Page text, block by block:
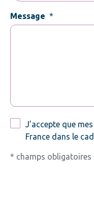
Message *
RGPD *
J’accepte que
France dans le
* champs obligatoires